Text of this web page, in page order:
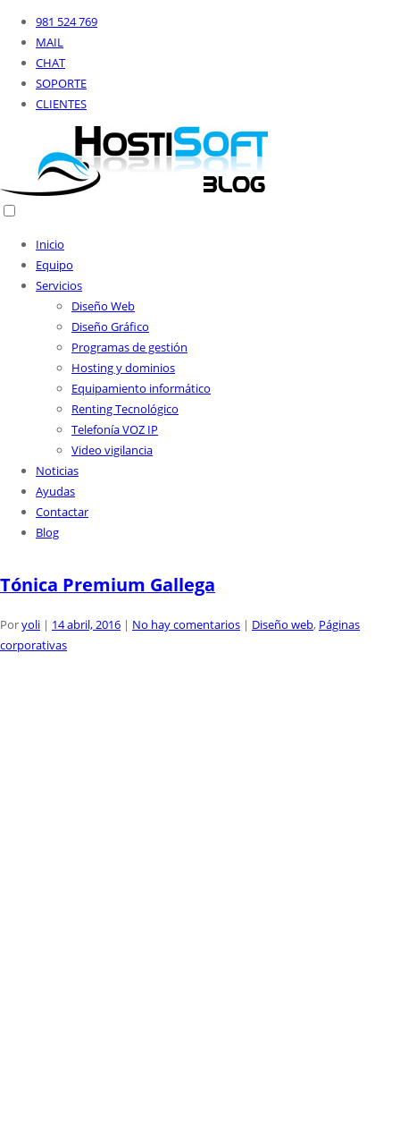
981 524 769
MAIL
CHAT
SOPORTE
CLIENTES
Inicio
Equipo
Servicios
Diseño Web
Diseño Gráfico
Programas de gestión
Hosting y dominios
Equipamiento informático
Renting Tecnológico
Telefonía VOZ IP
Video vigilancia
Noticias
Ayudas
Contactar
Blog
Tónica Premium Gallega
Poryoli | 14 abril, 2016 | No hay comentarios | Diseño web, Páginas
corporativas